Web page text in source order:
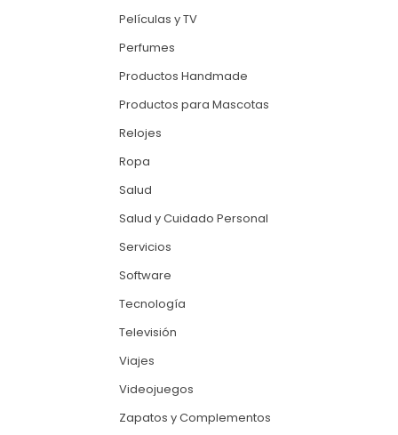
Películas y TV
Perfumes
Productos Handmade
Productos para Mascotas
Relojes
Ropa
Salud
Salud y Cuidado Personal
Servicios
Software
Tecnología
Televisión
Viajes
Videojuegos
Zapatos y Complementos